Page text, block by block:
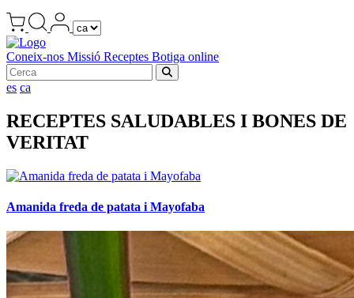
Coneix-nos Missió Receptes Botiga online
es ca
RECEPTES SALUDABLES I BONES DE
VERITAT
Amanida freda de patata i Mayofaba